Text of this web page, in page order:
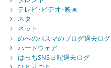
テレビ･ビデオ･映画
ネタ
ネット
のへのバスマのブログ過去ログ
ハードウェア
はっちSNS日記過去ログ